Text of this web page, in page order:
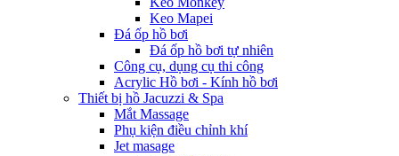
Keo Mapei
Đá ốp hồ bơi
Đá ốp hồ bơi tự nhiên
Công cụ, dụng cụ thi công
Acrylic Hồ bơi - Kính hồ bơi
Thiết bị hồ Jacuzzi & Spa
Mắt Massage
Phụ kiện điều chỉnh khí
Jet masage